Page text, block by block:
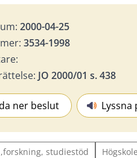
2000-04-25
3534-1998
JO 2000/01 s. 438
ner beslut Lyssna
studiestöd